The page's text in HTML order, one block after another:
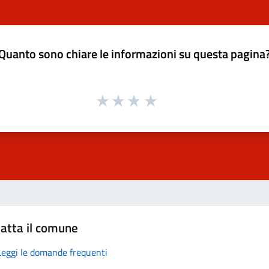
sono chiare le informazioni su questa
il comune
le domande frequenti